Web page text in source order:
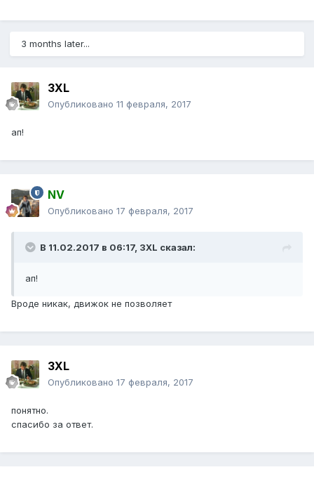
3 months later...
3XL
Опубликовано 11 февраля, 2017
ап!
NV
Опубликовано 17 февраля, 2017
В 11.02.2017 в 06:17, 3XL сказал:
ап!
Вроде никак, движок не позволяет
3XL
Опубликовано 17 февраля, 2017
понятно.
спасибо за ответ.